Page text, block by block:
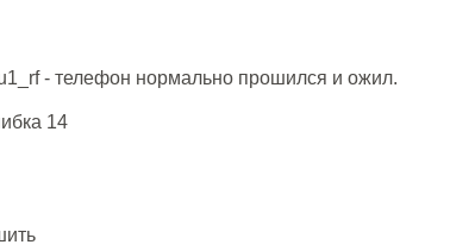
- телефон нормально прошился и ожил.